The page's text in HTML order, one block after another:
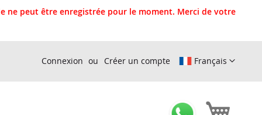
ne peut être enregistrée pour le moment. Merci de votre
Français
Connexion Créer un compte